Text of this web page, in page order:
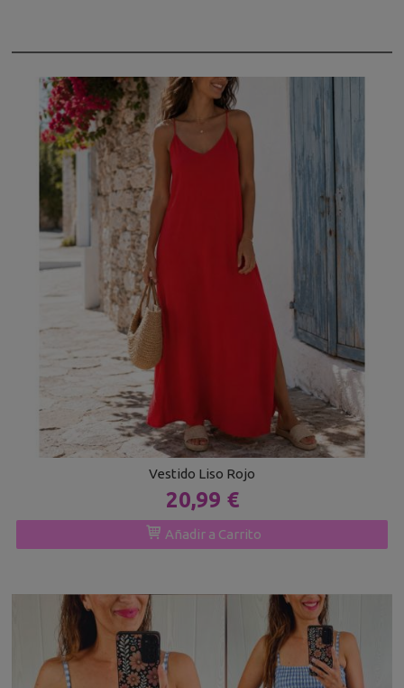
Vestido Liso Rojo
20,99 €
Añadir a Carrito